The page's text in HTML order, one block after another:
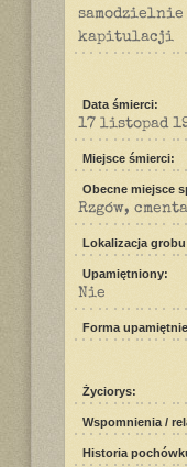
samodzielnie
kapitulacji
Data śmierci:
17 listopad
Miejsce śmierci:
Obecne miejsce
Rzgów,
Lokalizacja
Upamiętniony:
Nie
Forma
Życiorys:
Wspomnienia /
Historia